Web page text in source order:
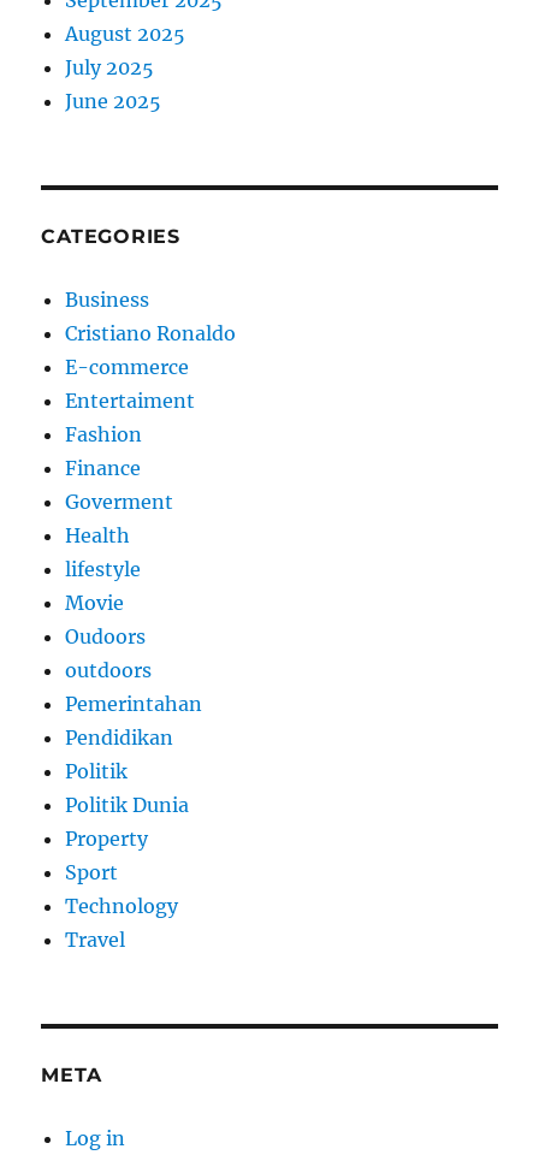
August 2025
July 2025
June 2025
CATEGORIES
Business
Cristiano Ronaldo
E-commerce
Entertaiment
Fashion
Finance
Goverment
Health
lifestyle
Movie
Oudoors
outdoors
Pemerintahan
Pendidikan
Politik
Politik Dunia
Property
Sport
Technology
Travel
META
Log in